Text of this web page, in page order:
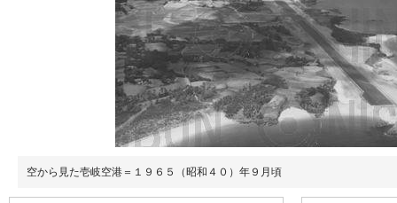
空から見た壱岐空港＝１９６５（昭和４０）年９月頃